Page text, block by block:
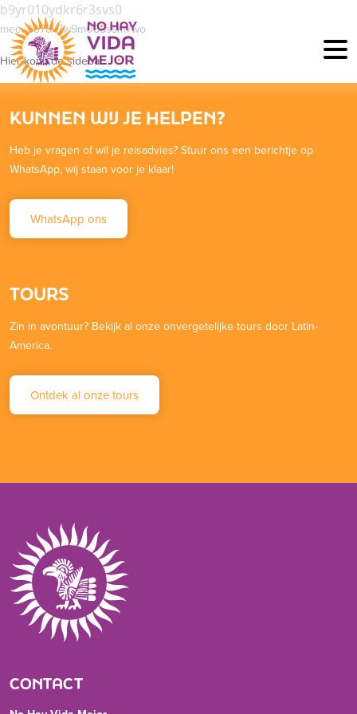
b9yr010ydkr6r3svs0
mecu6o78x7w9m058ssm7wo
Hier komt de sidebar
KUNNEN WIJ JE HELPEN?
Heb je vragen of wil je reisadvies? Stuur ons een berichtje op
WhatsApp, wij staan voor je klaar!
WhatsApp ons
TOURS
Zin in avontuur? Bekijk al onze onvergetelijke tours door Latin-
America.
Ontdek al onze tours
CONTACT